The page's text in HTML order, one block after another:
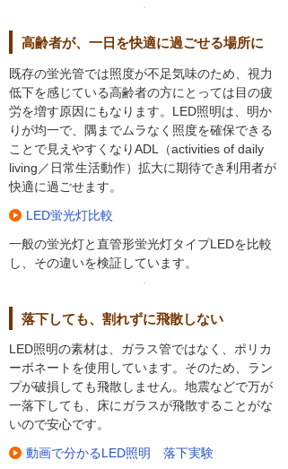
高齢者が、一日を快適に過ごせる場所に
既存の蛍光管では照度が不足気味のため、視力
低下を感じている高齢者の方にとっては目の疲
労を増す原因にもなります。LED照明は、明か
りが均一で、隅までムラなく照度を確保できる
ことで見えやすくなりADL（activities of daily
living／日常生活動作）拡大に期待でき利用者が
快適に過ごせます。
LED蛍光灯比較
一般の蛍光灯と直管形蛍光灯タイプLEDを比較
し、その違いを検証しています。
落下しても、割れずに飛散しない
LED照明の素材は、ガラス管ではなく、ポリカ
ーボネートを使用しています。そのため、ラン
プが破損しても飛散しません。地震などで万が
一落下しても、床にガラスが飛散することがな
いので安心です。
動画で分かるLED照明 落下実験